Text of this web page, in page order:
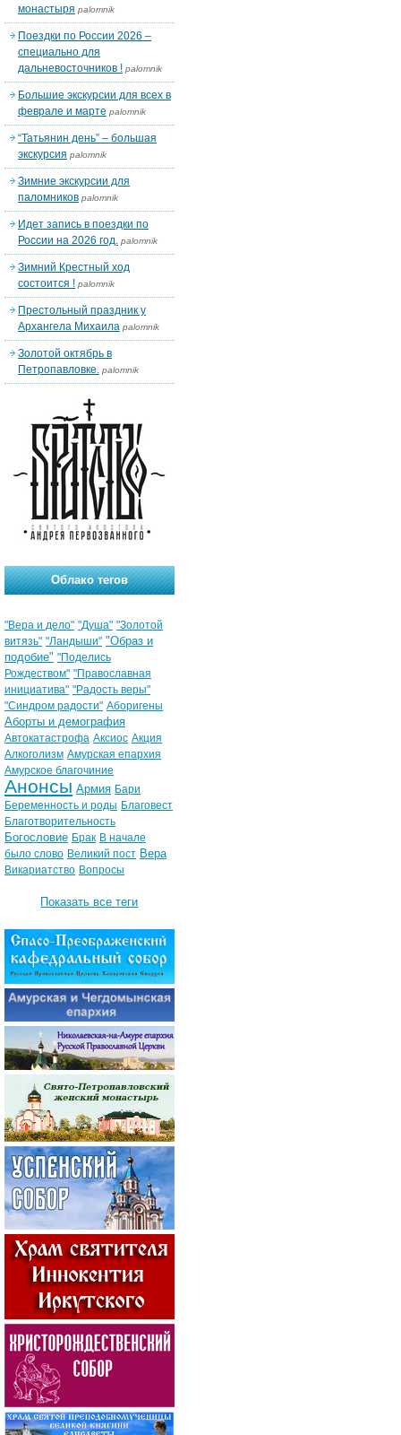
монастыря palomnik
Поездки по России 2026 –
специально для
дальневосточников ! palomnik
Большие экскурсии для всех в
феврале и марте palomnik
“Татьянин день” – большая
экскурсия palomnik
Зимние экскурсии для
паломников palomnik
Идет запись в поездки по
России на 2026 год. palomnik
Зимний Крестный ход
состоится ! palomnik
Престольный праздник у
Архангела Михаила palomnik
Золотой октябрь в
Петропавловке. palomnik
Облако тегов
"Вера и дело" "Душа" "Золотой
витязь" "Ландыши" "Образ и
подобие" "Поделись
Рождеством" "Православная
инициатива" "Радость веры"
"Синдром радости" Аборигены
Аборты и демография
Автокатастрофа Аксиос Акция
Алкоголизм Амурская епархия
Амурское благочиние
Анонсы Армия Бари
Беременность и роды Благовест
Благотворительность
Богословие Брак В начале
было слово Великий пост Вера
Викариатство Вопросы
Показать все теги